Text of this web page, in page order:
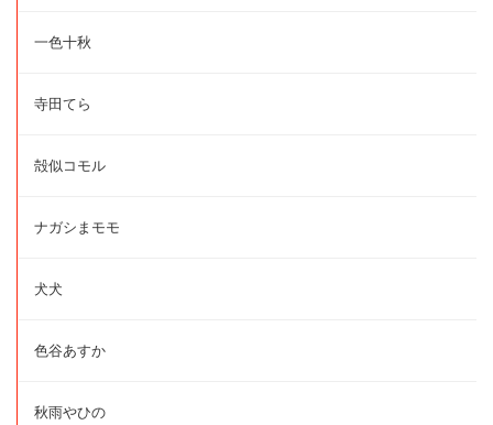
一色十秋
寺田てら
殻似コモル
ナガシまモモ
犬犬
色谷あすか
秋雨やひの